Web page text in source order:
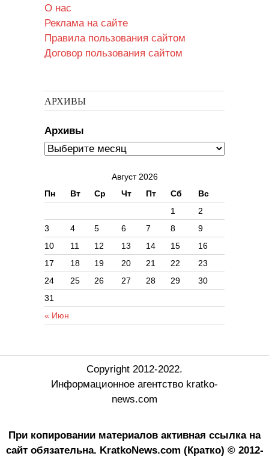
О нас
Реклама на сайте
Правила пользования сайтом
Договор пользования сайтом
АРХИВЫ
Архивы
Август 2026
Пн
Вт Ср Чт Пт Сб Вс
« Июн
1
2
3
4 5 6 7 8
9
10
11 12 13 14 15
16
17
18 19 20 21 22
23
24
25 26 27 28 29
30
31
Copyright 2012-2022.
Информационное агентство kratko-
news.com
При копировании материалов активная ссылка на
сайт обязательна. KratkoNews.com (Кратко) © 2012-